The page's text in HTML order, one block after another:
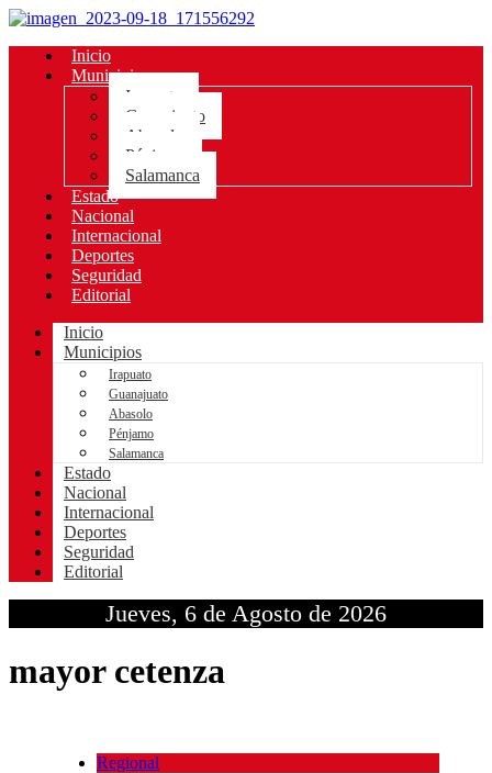
Inicio
Municipios
Irapuato
Guanajuato
Abasolo
Pénjamo
Salamanca
Estado
Nacional
Internacional
Deportes
Seguridad
Editorial
Inicio
Municipios
Irapuato
Guanajuato
Abasolo
Pénjamo
Salamanca
Estado
Nacional
Internacional
Deportes
Seguridad
Editorial
Jueves, 6 de Agosto de 2026
mayor cetenza
Regional